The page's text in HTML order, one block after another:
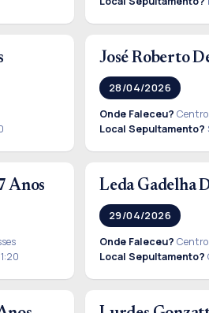
José Roberto
28/04/2026
Onde Faleceu?
Local Sepultamento?
Anos Leda Gadelha
29/04/2026
Onde Faleceu?
Local Sepultamento?